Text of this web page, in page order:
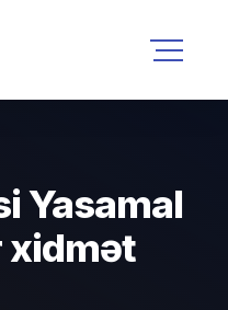
Yasamal
xidmət